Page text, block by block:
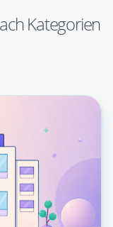
Kategorien